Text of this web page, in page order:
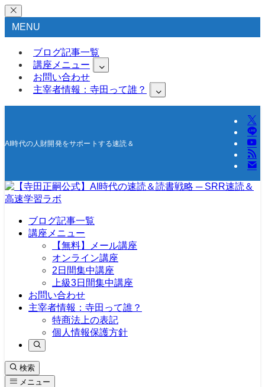
MENU
ブログ記事一覧
講座メニュー
お問い合わせ
主宰者情報：寺田って誰？
AI時代の人財開発をサポートする速読＆高速学習の研究所
ブログ記事一覧
講座メニュー
【無料】メール講座
オンライン講座
2日間集中講座
上級3日間集中講座
お問い合わせ
主宰者情報：寺田って誰？
特商法上の表記
個人情報保護方針
検索
メニュー